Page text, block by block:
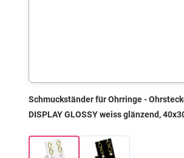
Schmuckständer für Ohrringe -
DISPLAY GLOSSY weiss glänzend,